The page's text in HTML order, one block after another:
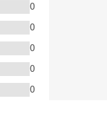
0
0
0
0
0